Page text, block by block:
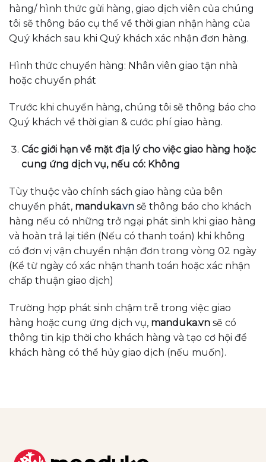
hàng/ hình thức gửi hàng, giao dịch viên của chúng
tôi sẽ thông báo cụ thể về thời gian nhận hàng của
Quý khách sau khi Quý khách xác nhận đơn hàng.
Hình thức chuyển hàng: Nhân viên giao tận nhà
hoặc chuyển phát
Trước khi chuyển hàng, chúng tôi sẽ thông báo cho
Quý khách về thời gian & cước phí giao hàng.
Các giới hạn về mặt địa lý cho việc giao hàng hoặc
cung ứng dịch vụ, nếu có: Không
Tùy thuộc vào chính sách giao hàng của bên
chuyển phát, manduka.vn sẽ thông báo cho khách
hàng nếu có những trở ngại phát sinh khi giao hàng
và hoàn trả lại tiền (Nếu có thanh toán) khi không
có đơn vị vận chuyển nhận đơn trong vòng 02 ngày
(Kể từ ngày có xác nhận thanh toán hoặc xác nhận
chấp thuận giao dịch)
Trường hợp phát sinh chậm trễ trong việc giao
hàng hoặc cung ứng dịch vụ, manduka.vn sẽ có
thông tin kịp thời cho khách hàng và tạo cơ hội để
khách hàng có thể hủy giao dịch (nếu muốn).